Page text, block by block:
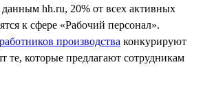
hh.ru, 20% от всех активных
к сфере «Рабочий персонал».
производства конкурируют
те, которые предлагают сотрудникам